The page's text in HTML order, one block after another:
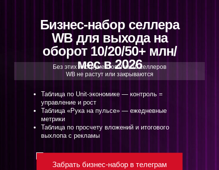
Бизнес-набор селлера
WB для выхода на
оборот 10/20/50+ млн/
мес в 2026
Таблица по Unit-экономике — контроль =
управление и рост
Таблица «Рука на пульсе» — ежедневные
метрики
Таблица по просчету вложений и итогового
выхлопа с рекламы
Без этих инструментов 9 из 10 селлеров
WB не растут или закрываются
Забрать бизнес-набор в телеграм